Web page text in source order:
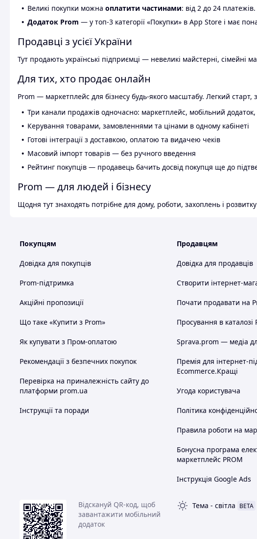
Великі покупки можна оплатити частинами: від 2 до 24
Додаток Prom — у топ-3 категорії «Покупки» в App Store і має
Продавці з усієї України
Тут продають українські підприємці — невеликі майстерні, сімейні
Для тих, хто продає онлайн
Prom — маркетплейс для бізнесу будь-якого масштабу. Легкий старт,
Три канали продажів одночасно: маркетплейс, мобільний
Керування товарами, замовленнями та цінами в одному кабінеті
Готові інтеграції з доставкою, оплатою та видачею чеків
Масовий імпорт товарів — без ручного введення
Рейтинг покупців — продавець бачить досвід покупця ще до
Prom — для людей і бізнесу
Щодня тут знаходять потрібне для дому, роботи, захоплень і
Покупцям
Довідка для покупців
Prom-підтримка
Акційні пропозиції
Що таке «Купити з Prom»
Як купувати з Пром-оплатою
Рекомендації з безпечних покупок
Перевірка на приналежність сайту до
платформи prom.ua
Інструкції та поради
Продавцям
Довідка для продавців
Створити інтернет-
Почати продавати на
Просування в каталозі
Sprava.prom — медіа
Премія для інтернет-
Ecommerce.Кращі
Угода користувача
Політика
Правила роботи на
Бонусна програма
маркетплейс PROM
Інструкція Google Ads
Відскануй QR-код, щоб
завантажити мобільний
додаток
Тема - світла BETA